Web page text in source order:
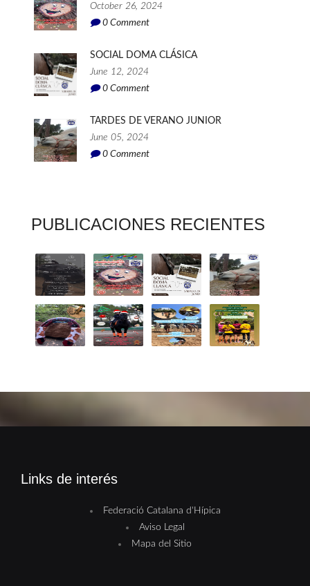
October 26, 2024
0 Comment
SOCIAL DOMA CLÁSICA
June 12, 2024
0 Comment
TARDES DE VERANO JUNIOR
June 05, 2024
0 Comment
PUBLICACIONES RECIENTES
Links de interés
Federació Catalana d'Hípica
Aviso Legal
Mapa del Sitio